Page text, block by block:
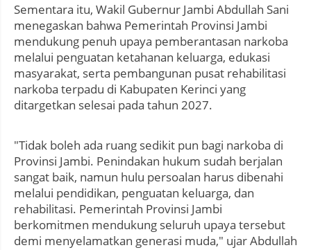
Sementara itu, Wakil Gubernur Jambi Abdullah Sani
menegaskan bahwa Pemerintah Provinsi Jambi
mendukung penuh upaya pemberantasan narkoba
melalui penguatan ketahanan keluarga, edukasi
masyarakat, serta pembangunan pusat rehabilitasi
narkoba terpadu di Kabupaten Kerinci yang
ditargetkan selesai pada tahun 2027.
"Tidak boleh ada ruang sedikit pun bagi narkoba di
Provinsi Jambi. Penindakan hukum sudah berjalan
sangat baik, namun hulu persoalan harus dibenahi
melalui pendidikan, penguatan keluarga, dan
rehabilitasi. Pemerintah Provinsi Jambi
berkomitmen mendukung seluruh upaya tersebut
demi menyelamatkan generasi muda," ujar Abdullah